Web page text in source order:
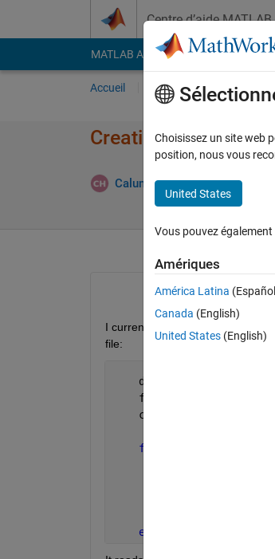
Centre d’aide MATLAB
MATLAB Answers File Exchange
Accueil Poser une question
Creating a vector of
Calum Henderson 7 Oct 2020
I currently have a script that
file:
directory =
filenames =
csvfiles =
for
end
Choisissez un site web
position, nous vous
United States
Vous pouvez
Amériques
América Latina
Canada (English)
United States (English)